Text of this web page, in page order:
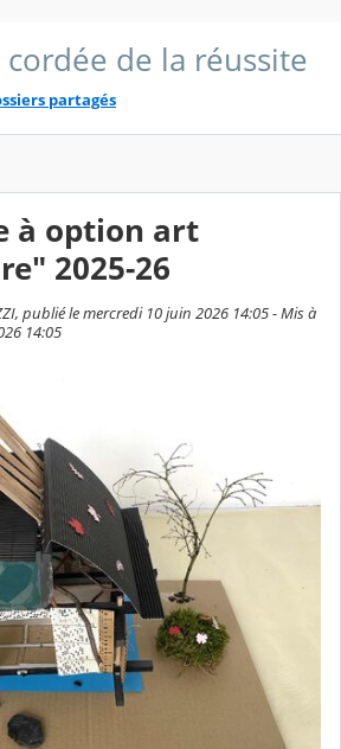
cordée de la réussite
partagés
à option art
2025-26
publié le mercredi 10 juin 2026 14:05 - Mis à
14:05